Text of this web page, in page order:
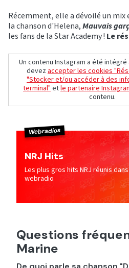
Récemment, elle a dévoilé un
la chanson d'Helena,Mauvais
les fans de la Star Academy ! Le
Un contenu Instagram a été
devezaccepter les cookies
"Stocker et/ou accéder à des
terminal"etle partenaire
contenu.
Webradios
NRJ Hits
Les plus gros hits NRJ réunis
webradio
Questions
Marine